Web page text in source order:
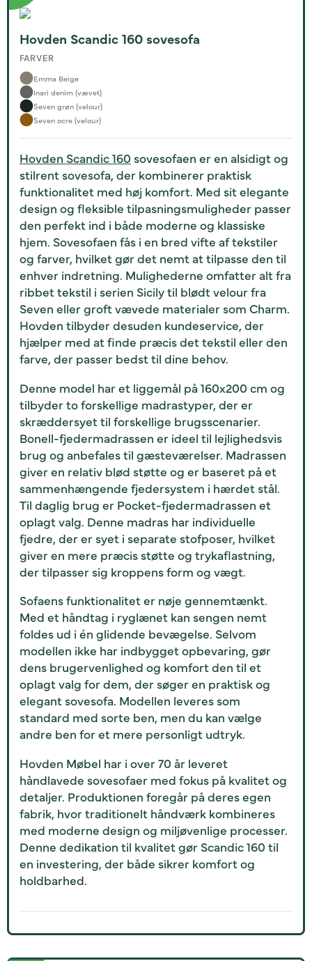
Hovden Scandic 160 sovesofa
FARVER
Emma Beige
Inari denim (vævet)
Seven grøn (velour)
Seven ocre (velour)
Hovden Scandic 160 sovesofaen er en alsidigt og
stilrent sovesofa, der kombinerer praktisk
funktionalitet med høj komfort. Med sit elegante
design og fleksible tilpasningsmuligheder passer
den perfekt ind i både moderne og klassiske
hjem. Sovesofaen fås i en bred vifte af tekstiler
og farver, hvilket gør det nemt at tilpasse den til
enhver indretning. Mulighederne omfatter alt fra
ribbet tekstil i serien Sicily til blødt velour fra
Seven eller groft vævede materialer som Charm.
Hovden tilbyder desuden kundeservice, der
hjælper med at finde præcis det tekstil eller den
farve, der passer bedst til dine behov.
Denne model har et liggemål på 160x200 cm og
tilbyder to forskellige madrastyper, der er
skræddersyet til forskellige brugsscenarier.
Bonell-fjedermadrassen er ideel til lejlighedsvis
brug og anbefales til gæsteværelser. Madrassen
giver en relativ blød støtte og er baseret på et
sammenhængende fjedersystem i hærdet stål.
Til daglig brug er Pocket-fjedermadrassen et
oplagt valg. Denne madras har individuelle
fjedre, der er syet i separate stofposer, hvilket
giver en mere præcis støtte og trykaflastning,
der tilpasser sig kroppens form og vægt.
Sofaens funktionalitet er nøje gennemtænkt.
Med et håndtag i ryglænet kan sengen nemt
foldes ud i én glidende bevægelse. Selvom
modellen ikke har indbygget opbevaring, gør
dens brugervenlighed og komfort den til et
oplagt valg for dem, der søger en praktisk og
elegant sovesofa. Modellen leveres som
standard med sorte ben, men du kan vælge
andre ben for et mere personligt udtryk.
Hovden Møbel har i over 70 år leveret
håndlavede sovesofaer med fokus på kvalitet og
detaljer. Produktionen foregår på deres egen
fabrik, hvor traditionelt håndværk kombineres
med moderne design og miljøvenlige processer.
Denne dedikation til kvalitet gør Scandic 160 til
en investering, der både sikrer komfort og
holdbarhed.